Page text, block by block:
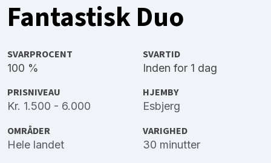
Fantastisk Duo
SVARPROCENT
100 %
SVARTID
Inden for 1 dag
PRISNIVEAU
Kr. 1.500 - 6.000
HJEMBY
Esbjerg
OMRÅDER
Hele landet
VARIGHED
30 minutter